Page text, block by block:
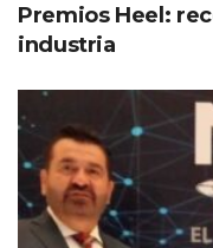
Premios Heel:
industria